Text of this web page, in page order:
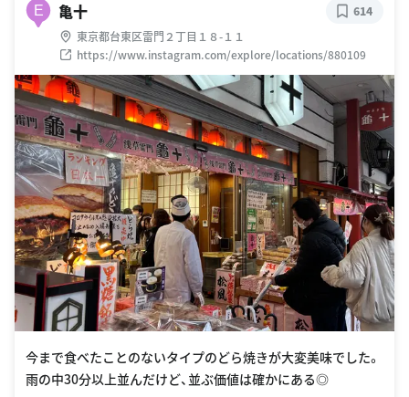
E 亀十
東京都台東区雷門２丁目１８-１１
https://www.instagram.com/explore/locations/880109
614
今まで食べたことのないタイプのどら焼きが大変美味でした。
雨の中30分以上並んだけど、並ぶ価値は確かにある◎